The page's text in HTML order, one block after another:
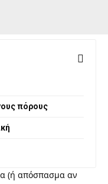
πόρους
(ή απόσπασμα αν